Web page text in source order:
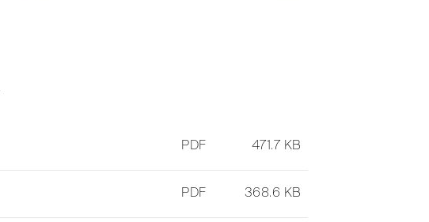
PDF 471.7 KB
PDF 368.6 KB